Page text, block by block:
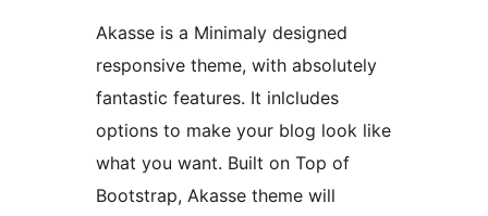
Akasse is a Minimaly designed
responsive theme, with absolutely
fantastic features. It inlcludes
options to make your blog look like
what you want. Built on Top of
Bootstrap, Akasse theme will